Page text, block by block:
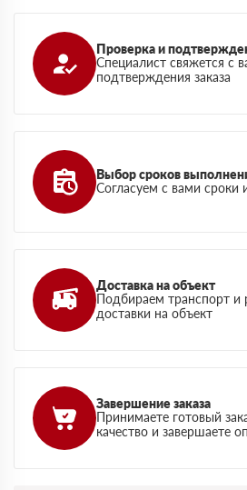
Проверка и
Специалист свяжется с
подтверждения заказа
Выбор сроков
Согласуем с вами сроки
Доставка на объект
Подбираем транспорт
доставки на объект
Завершение заказа
Принимаете готовый
качество и завершаете